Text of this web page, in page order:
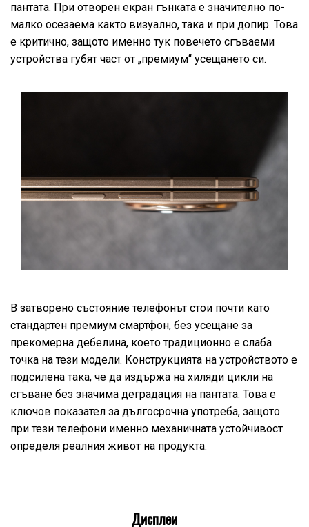
пантата. При отворен екран гънката е значително по-
малко осезаема както визуално, така и при допир. Това
е критично, защото именно тук повечето сгъваеми
устройства губят част от „премиум“ усещането си.
В затворено състояние телефонът стои почти като
стандартен премиум смартфон, без усещане за
прекомерна дебелина, което традиционно е слаба
точка на тези модели. Конструкцията на устройството е
подсилена така, че да издържа на хиляди цикли на
сгъване без значима деградация на пантата. Това е
ключов показател за дългосрочна употреба, защото
при тези телефони именно механичната устойчивост
определя реалния живот на продукта.
Дисплеи